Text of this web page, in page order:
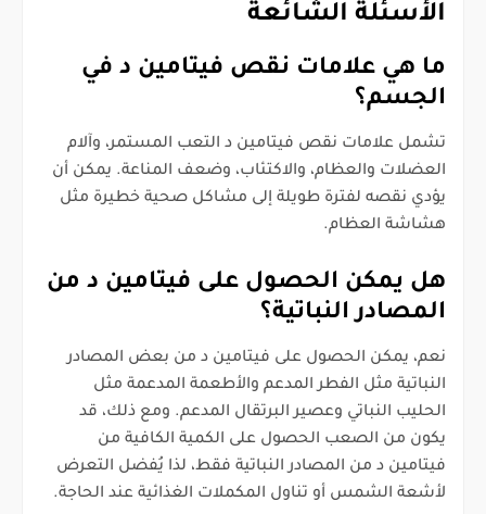
الأسئلة الشائعة
ما هي علامات نقص فيتامين د في
الجسم؟
تشمل علامات نقص فيتامين د التعب المستمر، وآلام
العضلات والعظام، والاكتئاب، وضعف المناعة. يمكن أن
يؤدي نقصه لفترة طويلة إلى مشاكل صحية خطيرة مثل
هشاشة العظام.
هل يمكن الحصول على فيتامين د من
المصادر النباتية؟
نعم، يمكن الحصول على فيتامين د من بعض المصادر
النباتية مثل الفطر المدعم والأطعمة المدعمة مثل
الحليب النباتي وعصير البرتقال المدعم. ومع ذلك، قد
يكون من الصعب الحصول على الكمية الكافية من
فيتامين د من المصادر النباتية فقط، لذا يُفضل التعرض
لأشعة الشمس أو تناول المكملات الغذائية عند الحاجة.